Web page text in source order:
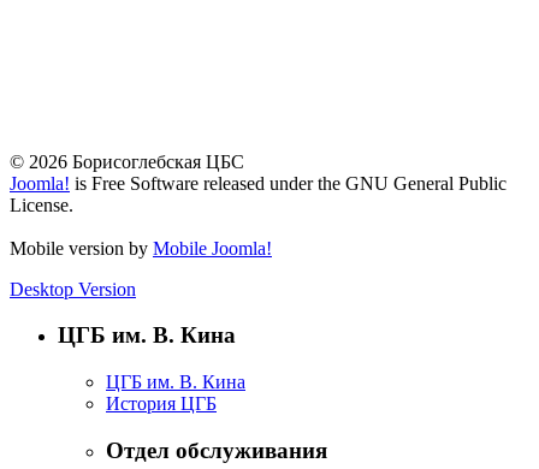
© 2026 Борисоглебская ЦБС
Joomla! is Free Software released under the GNU General Public
License.
Mobile version by Mobile Joomla!
Desktop Version
ЦГБ им. В. Кина
ЦГБ им. В. Кина
История ЦГБ
Отдел обслуживания